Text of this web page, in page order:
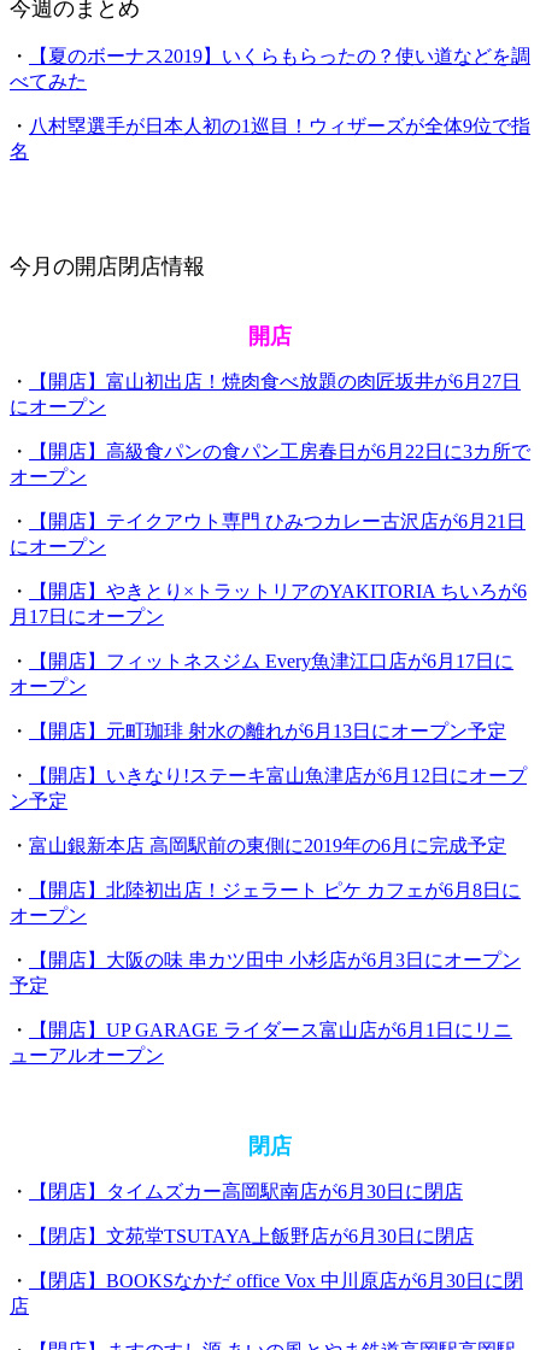
今週のまとめ
・
【夏のボーナス2019】いくらもらったの？使い道などを調
べてみた
・ 八村塁選手が日本人初の1巡目！ウィザーズが全体9位で指
名
今月の開店閉店情報
開店
・
【開店】富山初出店！焼肉食べ放題の肉匠坂井が6月27日
にオープン
・
【開店】高級食パンの食パン工房春日が6月22日に3カ所で
オープン
・
【開店】テイクアウト専門 ひみつカレー古沢店が6月21日
にオープン
・
【開店】やきとり×トラットリアのYAKITORIA ちいろが6
月17日にオープン
・
【開店】フィットネスジム Every魚津江口店が6月17日に
オープン
・ 【開店】元町珈琲 射水の離れが6月13日にオープン予定
・
【開店】いきなり!ステーキ富山魚津店が6月12日にオープ
ン予定
・ 富山銀新本店 高岡駅前の東側に2019年の6月に完成予定
・
【開店】北陸初出店！ジェラート ピケ カフェが6月8日に
オープン
・
【開店】大阪の味 串カツ田中 小杉店が6月3日にオープン
予定
・
【開店】UP GARAGE ライダース富山店が6月1日にリニ
ューアルオープン
閉店
・ 【閉店】タイムズカー高岡駅南店が6月30日に閉店
・ 【閉店】文苑堂TSUTAYA上飯野店が6月30日に閉店
・
【閉店】BOOKSなかだ office Vox 中川原店が6月30日に閉
店